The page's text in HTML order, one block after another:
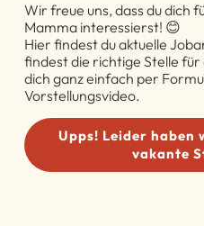
Wir freue uns, dass du dich
Mamma interessierst! 😊
Hier findest du aktuelle
findest die richtige Stelle
dich ganz einfach per
Vorstellungsvideo.
Upps! Leider haben
vakante